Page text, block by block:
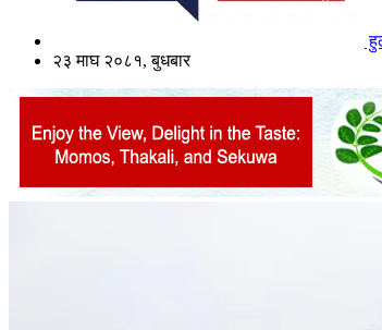
२३ माघ २०८१, बुधबार